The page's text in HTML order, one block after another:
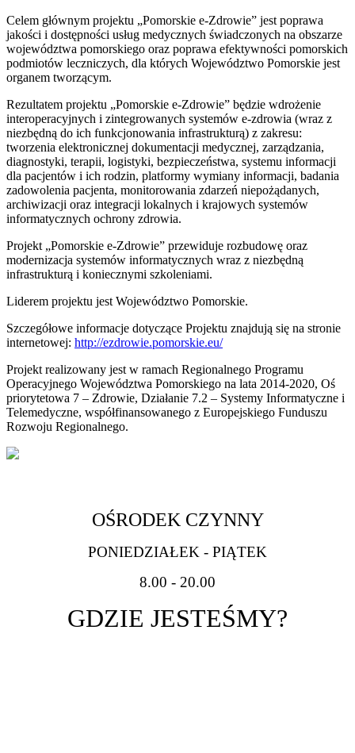
Celem głównym projektu „Pomorskie e-Zdrowie” jest poprawa
jakości i dostępności usług medycznych świadczonych na obszarze
województwa pomorskiego oraz poprawa efektywności pomorskich
podmiotów leczniczych, dla których Województwo Pomorskie jest
organem tworzącym.
Rezultatem projektu „Pomorskie e-Zdrowie” będzie wdrożenie
interoperacyjnych i zintegrowanych systemów e-zdrowia (wraz z
niezbędną do ich funkcjonowania infrastrukturą) z zakresu:
tworzenia elektronicznej dokumentacji medycznej, zarządzania,
diagnostyki, terapii, logistyki, bezpieczeństwa, systemu informacji
dla pacjentów i ich rodzin, platformy wymiany informacji, badania
zadowolenia pacjenta, monitorowania zdarzeń niepożądanych,
archiwizacji oraz integracji lokalnych i krajowych systemów
informatycznych ochrony zdrowia.
Projekt „Pomorskie e-Zdrowie” przewiduje rozbudowę oraz
modernizacja systemów informatycznych wraz z niezbędną
infrastrukturą i koniecznymi szkoleniami.
Liderem projektu jest Województwo Pomorskie.
Szczegółowe informacje dotyczące Projektu znajdują się na stronie
internetowej: http://ezdrowie.pomorskie.eu/
Projekt realizowany jest w ramach Regionalnego Programu
Operacyjnego Województwa Pomorskiego na lata 2014-2020, Oś
priorytetowa 7 – Zdrowie, Działanie 7.2 – Systemy Informatyczne i
Telemedyczne, współfinansowanego z Europejskiego Funduszu
Rozwoju Regionalnego.
OŚRODEK CZYNNY
PONIEDZIAŁEK - PIĄTEK
8.00 - 20.00
GDZIE JESTEŚMY?